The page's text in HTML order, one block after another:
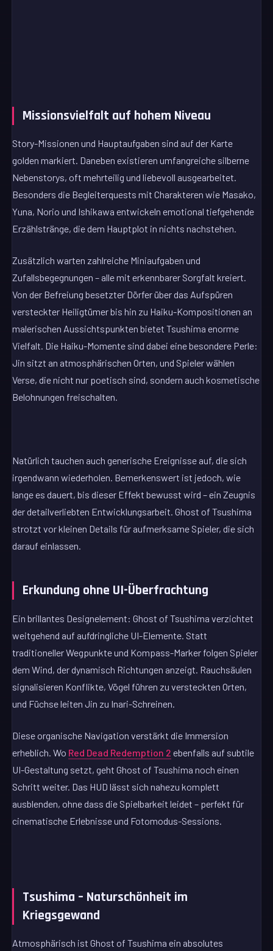
Missionsvielfalt auf hohem Niveau
Story-Missionen und Hauptaufgaben sind auf der Karte
golden markiert. Daneben existieren umfangreiche silberne
Nebenstorys, oft mehrteilig und liebevoll ausgearbeitet.
Besonders die Begleiterquests mit Charakteren wie Masako,
Yuna, Norio und Ishikawa entwickeln emotional tiefgehende
Erzählstränge, die dem Hauptplot in nichts nachstehen.
Zusätzlich warten zahlreiche Miniaufgaben und
Zufallsbegegnungen – alle mit erkennbarer Sorgfalt kreiert.
Von der Befreiung besetzter Dörfer über das Aufspüren
versteckter Heiligtümer bis hin zu Haiku-Kompositionen an
malerischen Aussichtspunkten bietet Tsushima enorme
Vielfalt. Die Haiku-Momente sind dabei eine besondere Perle:
Jin sitzt an atmosphärischen Orten, und Spieler wählen
Verse, die nicht nur poetisch sind, sondern auch kosmetische
Belohnungen freischalten.
Natürlich tauchen auch generische Ereignisse auf, die sich
irgendwann wiederholen. Bemerkenswert ist jedoch, wie
lange es dauert, bis dieser Effekt bewusst wird – ein Zeugnis
der detailverliebten Entwicklungsarbeit. Ghost of Tsushima
strotzt vor kleinen Details für aufmerksame Spieler, die sich
darauf einlassen.
Erkundung ohne UI-Überfrachtung
Ein brillantes Designelement: Ghost of Tsushima verzichtet
weitgehend auf aufdringliche UI-Elemente. Statt
traditioneller Wegpunkte und Kompass-Marker folgen Spieler
dem Wind, der dynamisch Richtungen anzeigt. Rauchsäulen
signalisieren Konflikte, Vögel führen zu versteckten Orten,
und Füchse leiten Jin zu Inari-Schreinen.
Diese organische Navigation verstärkt die Immersion
erheblich. Wo Red Dead Redemption 2 ebenfalls auf subtile
UI-Gestaltung setzt, geht Ghost of Tsushima noch einen
Schritt weiter. Das HUD lässt sich nahezu komplett
ausblenden, ohne dass die Spielbarkeit leidet – perfekt für
cinematische Erlebnisse und Fotomodus-Sessions.
Tsushima – Naturschönheit im
Kriegsgewand
Atmosphärisch ist Ghost of Tsushima ein absolutes